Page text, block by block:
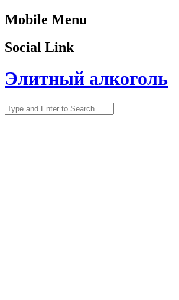
Mobile Menu
Social Link
Элитный алкоголь